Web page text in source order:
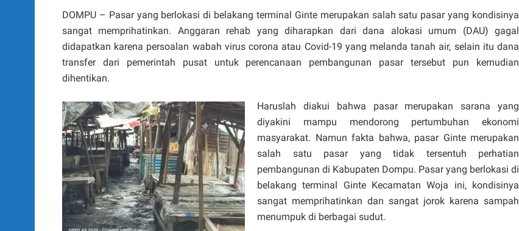
DOMPU – Pasar yang berlokasi di belakang terminal Ginte merupakan salah satu pasar yang kondisinya
sangat memprihatinkan. Anggaran rehab yang diharapkan dari dana alokasi umum (DAU) gagal
didapatkan karena persoalan wabah virus corona atau Covid-19 yang melanda tanah air, selain itu dana
transfer dari pemerintah pusat untuk perencanaan pembangunan pasar tersebut pun kemudian
dihentikan.
Haruslah diakui bahwa pasar merupakan sarana yang
diyakini mampu mendorong pertumbuhan ekonomi
masyarakat. Namun fakta bahwa, pasar Ginte merupakan
salah satu pasar yang tidak tersentuh perhatian
pembangunan di Kabupaten Dompu. Pasar yang berlokasi di
belakang terminal Ginte Kecamatan Woja ini, kondisinya
sangat memprihatinkan dan sangat jorok karena sampah
menumpuk di berbagai sudut.